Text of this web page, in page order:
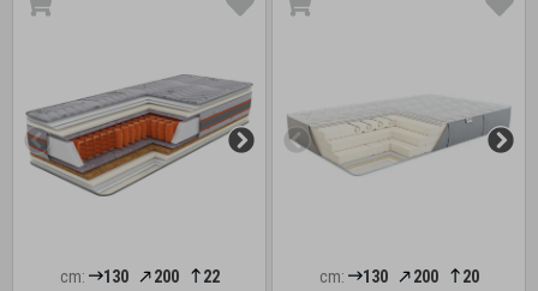
cm: 130 200
22
cm: 130 200
20